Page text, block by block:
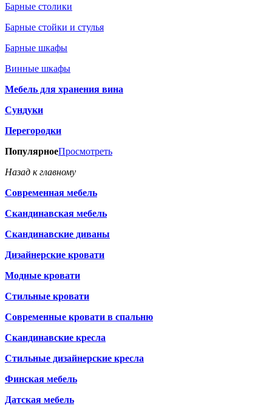
Барные столики
Барные стойки и стулья
Барные шкафы
Винные шкафы
Мебель для хранения вина
Сундуки
Перегородки
ПопулярноеПросмотреть
Назад к главному
Современная мебель
Скандинавская мебель
Скандинавские диваны
Дизайнерские кровати
Модные кровати
Стильные кровати
Современные кровати в спальню
Скандинавские кресла
Стильные дизайнерские кресла
Финская мебель
Датская мебель